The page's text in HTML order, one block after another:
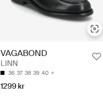
VAGABOND
LINN
36 37 38 39 40
1299 kr